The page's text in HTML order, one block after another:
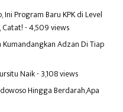
Ini Program Baru KPK di Level
Catat!- 4,509 views
Adzan Di Tiap
Naik- 3,108 views
Hingga Berdarah,Apa